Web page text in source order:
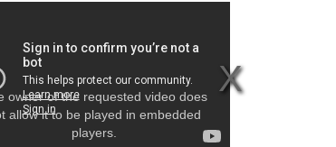
owner of the requested video does
allow it to be played in embedded
players.